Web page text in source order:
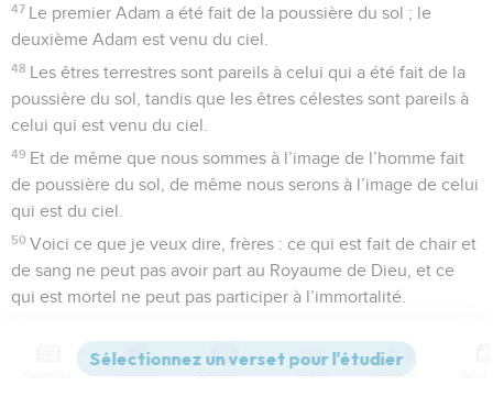
47 Le premier Adam a été fait de la poussière du sol ; le
deuxième Adam est venu du ciel.
48 Les êtres terrestres sont pareils à celui qui a été fait de la
poussière du sol, tandis que les êtres célestes sont pareils à
celui qui est venu du ciel.
49 Et de même que nous sommes à l’image de l’homme fait
de poussière du sol, de même nous serons à l’image de celui
qui est du ciel.
50 Voici ce que je veux dire, frères : ce qui est fait de chair et
de sang ne peut pas avoir part au Royaume de Dieu, et ce
qui est mortel ne peut pas participer à l’immortalité.
tous, mais nous serons tous transformés
Versions Commentaires Strong